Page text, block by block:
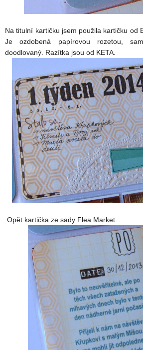
Na titulní kartičku jsem použila kartičku od
Je ozdobená papírovou rozetou,
doodlovaný. Razítka jsou od KETA.
Opět kartička ze sady Flea Market.